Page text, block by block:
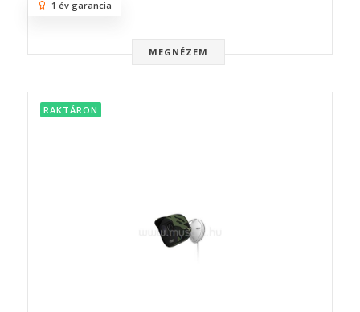
MEGNÉZEM
1 év garancia
RAKTÁRON